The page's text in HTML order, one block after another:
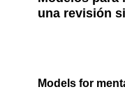
una revisión
Models for